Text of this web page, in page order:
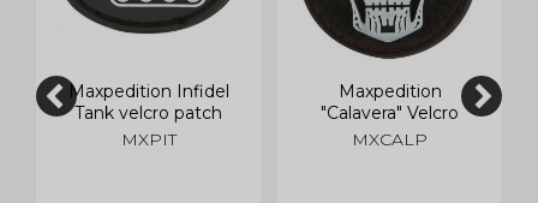
Maxpedition Infidel
Tank velcro patch
MXPIT
Maxpedition
"Calavera" Velcro
Patch
MXCALP